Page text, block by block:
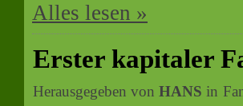
Alles lesen »
Erster kapitaler
Herausgegeben von HANS in